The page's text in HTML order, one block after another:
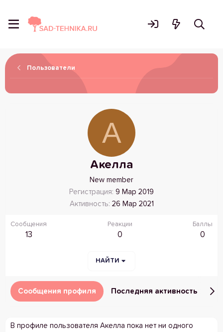
Пользователи
А
Акелла
New member
Регистрация 9 Мар 2019
Активность 26 Мар 2021
Сообщения
13
Реакции
0
Баллы
0
НАЙТИ
Сообщения профиля Последняя активность
В профиле пользователя Акелла пока нет ни одного